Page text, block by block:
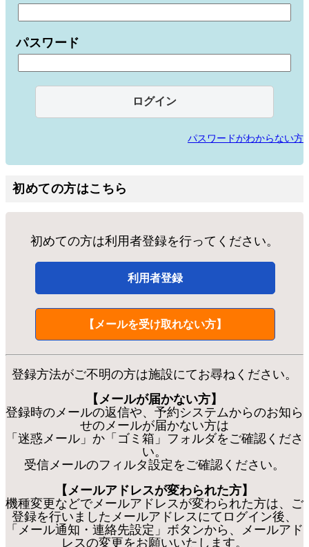
パスワード
パスワードがわからない方
初めての方はこちら
初めての方は利用者登録を行ってください。
利用者登録
【メールを受け取れない方】
登録方法がご不明の方は施設にてお尋ねください。
【メールが届かない方】
登録時のメールの返信や、予約システムからのお知ら
せのメールが届かない方は
「迷惑メール」か「ゴミ箱」フォルダをご確認くださ
い。
受信メールのフィルタ設定をご確認ください。
【メールアドレスが変わられた方】
機種変更などでメールアドレスが変わられた方は、ご
登録を行いましたメールアドレスにてログイン後、
「メール通知・連絡先設定」ボタンから、メールアド
レスの変更をお願いいたします。